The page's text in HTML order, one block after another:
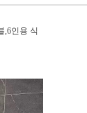
,6인용 식